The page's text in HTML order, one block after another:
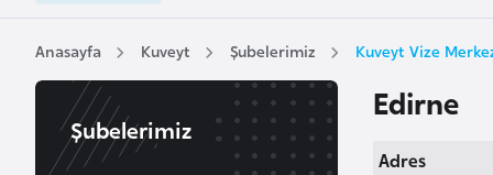
Anasayfa Kuveyt Şubelerimiz Kuveyt Vize
Edirne
Adres
Şubelerimiz
l
A